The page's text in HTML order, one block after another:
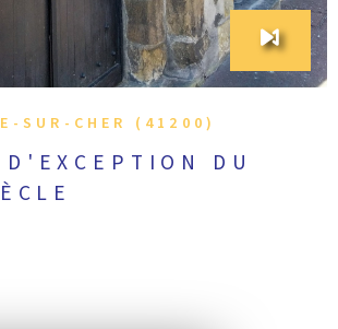
SUR-CHER (41200)
D'EXCEPTION DU